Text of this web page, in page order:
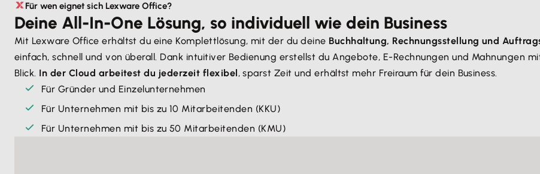
Für wen eignet sich Lexware Office?
Deine All-In-One Lösung, so individuell wie dein Business
Mit Lexware Office erhältst du eine Komplettlösung, mit der du deine Buchhaltung, Rechnungsstellung und
einfach, schnell und von überall. Dank intuitiver Bedienung erstellst du Angebote, E-Rechnungen und Mahnungen
Blick. In der Cloud arbeitest du jederzeit flexibel , sparst Zeit und erhältst mehr Freiraum für dein Business.
Für Gründer und Einzelunternehmen
Für Unternehmen mit bis zu 10 Mitarbeitenden (KKU)
Für Unternehmen mit bis zu 50 Mitarbeitenden (KMU)